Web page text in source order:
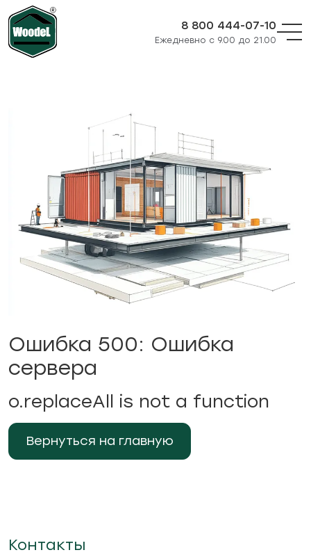
8 800 444-07-10
Ежедневно с 9.00 до 21.00
Ошибка 500: Ошибка
сервера
o.replaceAll is not a function
Вернуться на главную
Контакты